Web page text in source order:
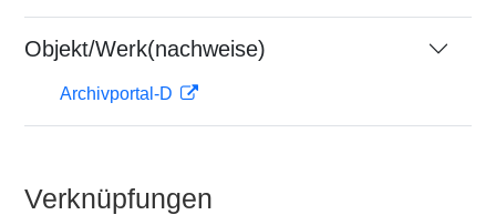
Objekt/Werk(nachweise)
Archivportal-D
Verknüpfungen